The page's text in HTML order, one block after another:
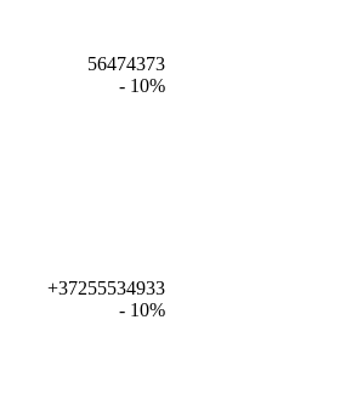
56474373
- 10%
+37255534933
- 10%